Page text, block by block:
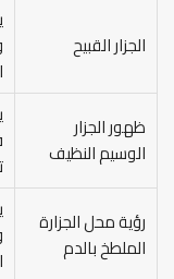
الجزار القبيح
ظهور الجزار
الوسيم النظيف
رؤية محل الجزارة
الملطخ بالدم